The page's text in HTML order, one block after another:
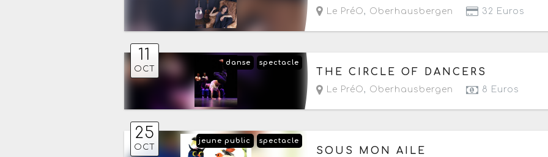
Le PréO, Oberhausbergen 32 Euros
11
OCT
spectacle
danse
Le dimanche 11 octobre 2026 à partir de 15h
THE CIRCLE OF DANCERS
Le PréO, Oberhausbergen 8 Euros
25
OCT
spectacle
jeune public
Le dimanche 25 octobre 2026
SOUS MON AILE